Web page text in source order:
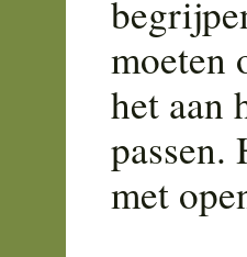
moeten
het aan
passen.
met